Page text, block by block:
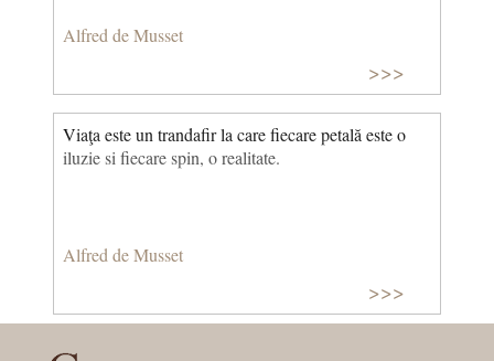
Alfred de Musset
>>>
Viaţa este un trandafir la care fiecare petală este o
iluzie si fiecare spin, o realitate.
Alfred de Musset
>>>